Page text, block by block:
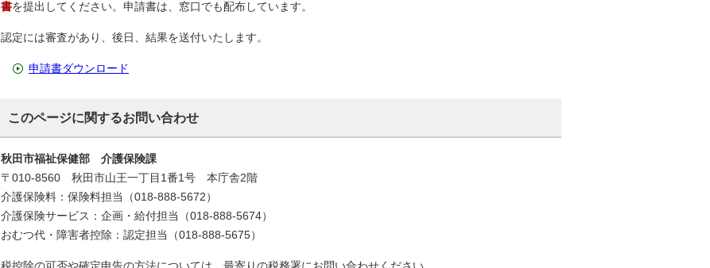
書を提出してください。申請書は、窓口でも配布しています。
認定には審査があり、後日、結果を送付いたします。
申請書ダウンロード
このページに関するお問い合わせ
秋田市福祉保健部 介護保険課
〒010-8560 秋田市山王一丁目1番1号 本庁舎2階
介護保険料：保険料担当（018-888-5672）
介護保険サービス：企画・給付担当（018-888-5674）
おむつ代・障害者控除：認定担当（018-888-5675）